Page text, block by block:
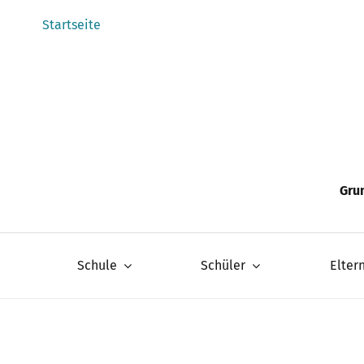
Startseite
Schule Schüler Eltern